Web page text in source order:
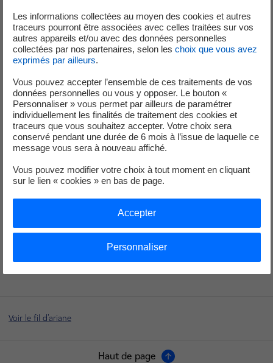
EDF&Moi.
L’éco-challenge s’inscrit dans cette démarche pour ancrer durablement
la sobriété dans le quotidien des clients.
Lionel Zécri – Directeur du Marché des Clients Particuliers, a déclaré :
« Cet éco-challenge est l’une des nombreuses actions engagées par
EDF pour accompagner ses clients résidentiels pour plus de sobriété
énergétique, les aider à consommer moins et mieux, et à réduire leur
facture énergétique. Pour ce challenge écoresponsable, nous avons
ou bien un don solidaire. »
Les dons à la Fondation Abbé Pierre, reconnue d’utilité publique,
sont éligibles à une déduction fiscale de 75% sur l’impôt sur le revenu
(IR) ou sur l’impôt sur la fortune immobilière, selon la réglementation en
vigueur.
Voir le fil d'ariane
Haut de page
Les informations collectées au moyen des cookies et autres
traceurs pourront être associées avec celles traitées sur vos
autres appareils et/ou avec des données personnelles
collectées par nos partenaires, selon les choix que vous avez
exprimés par ailleurs.
Vous pouvez accepter l’ensemble de ces traitements de vos
données personnelles ou vous y opposer. Le bouton «
Personnaliser » vous permet par ailleurs de paramétrer
individuellement les finalités de traitement des cookies et
traceurs que vous souhaitez accepter. Votre choix sera
conservé pendant une durée de 6 mois à l’issue de laquelle ce
message vous sera à nouveau affiché.
Vous pouvez modifier votre choix à tout moment en cliquant
sur le lien « cookies » en bas de page.
Personnaliser
Accepter